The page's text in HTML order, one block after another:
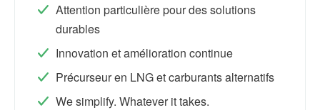
Attention particulière pour des solutions
durables
Innovation et amélioration continue
Précurseur en LNG et carburants alternatifs
We simplify. Whatever it takes.